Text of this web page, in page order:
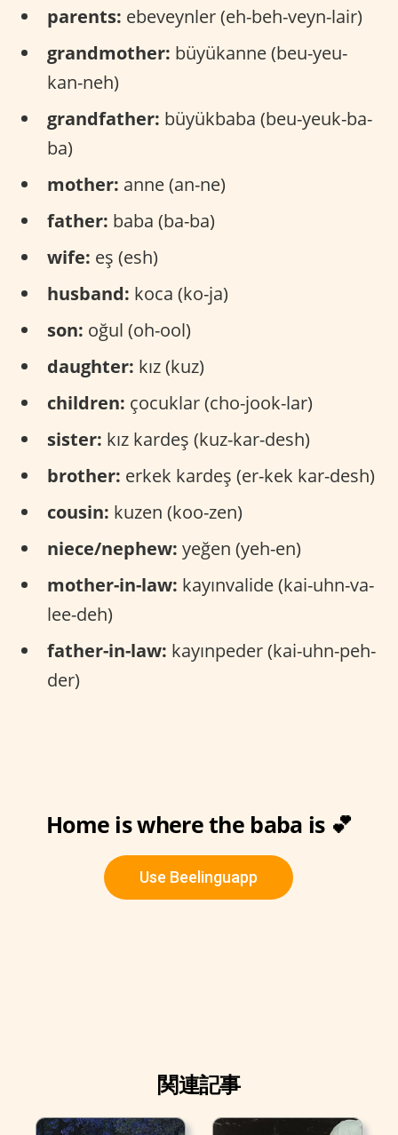
parents: ebeveynler (eh-beh-veyn-lair)
grandmother: büyükanne (beu-yeu-
kan-neh)
grandfather: büyükbaba (beu-yeuk-ba-
ba)
mother: anne (an-ne)
father: baba (ba-ba)
wife: eş (esh)
husband: koca (ko-ja)
son: oğul (oh-ool)
daughter: kız (kuz)
children: çocuklar (cho-jook-lar)
sister: kız kardeş (kuz-kar-desh)
brother: erkek kardeş (er-kek kar-desh)
cousin: kuzen (koo-zen)
niece/nephew: yeğen (yeh-en)
mother-in-law: kayınvalide (kai-uhn-va-
lee-deh)
father-in-law: kayınpeder (kai-uhn-peh-
der)
Home is where the baba is 💕
Use Beelinguapp
関連記事